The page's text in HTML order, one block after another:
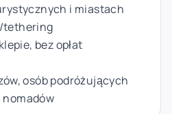
i miastach
tethering
bez opłat
osób podróżujących
nomadów